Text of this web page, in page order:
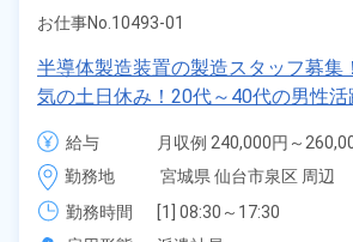
お仕事No. 10493-01
半導体製造装置の製造スタッフ募集
気の土日休み！20代～40代の男性
あり◎日払いOK！《宮城県仙台市泉
給与
月収例 240,000円～
時給 1,300円～1,300円
勤務地
宮城県 仙台市泉区 周辺
勤務時間
[1] 08:30～17:30
[2] 20:30～05:30